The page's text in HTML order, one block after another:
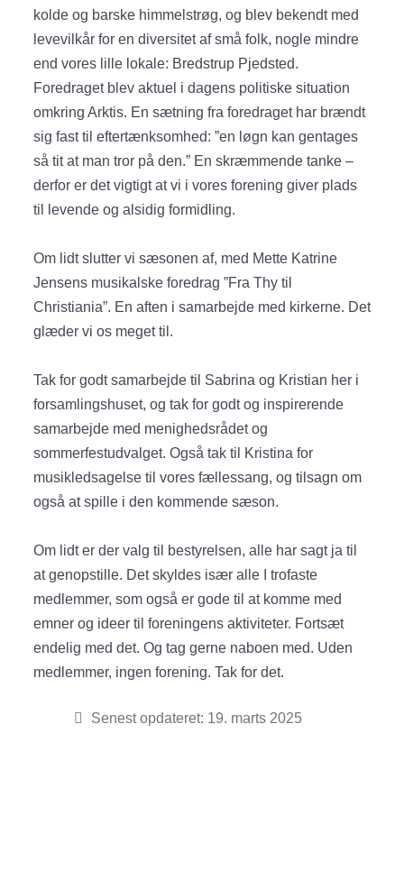
kolde og barske himmelstrøg, og blev bekendt med
levevilkår for en diversitet af små folk, nogle mindre
end vores lille lokale: Bredstrup Pjedsted.
Foredraget blev aktuel i dagens politiske situation
omkring Arktis. En sætning fra foredraget har brændt
sig fast til eftertænksomhed: ”en løgn kan gentages
så tit at man tror på den.” En skræmmende tanke –
derfor er det vigtigt at vi i vores forening giver plads
til levende og alsidig formidling.
Om lidt slutter vi sæsonen af, med Mette Katrine
Jensens musikalske foredrag ”Fra Thy til
Christiania”. En aften i samarbejde med kirkerne. Det
glæder vi os meget til.
Tak for godt samarbejde til Sabrina og Kristian her i
forsamlingshuset, og tak for godt og inspirerende
samarbejde med menighedsrådet og
sommerfestudvalget. Også tak til Kristina for
musikledsagelse til vores fællessang, og tilsagn om
også at spille i den kommende sæson.
Om lidt er der valg til bestyrelsen, alle har sagt ja til
at genopstille. Det skyldes især alle I trofaste
medlemmer, som også er gode til at komme med
emner og ideer til foreningens aktiviteter. Fortsæt
endelig med det. Og tag gerne naboen med. Uden
medlemmer, ingen forening. Tak for det.
Senest opdateret: 19. marts 2025